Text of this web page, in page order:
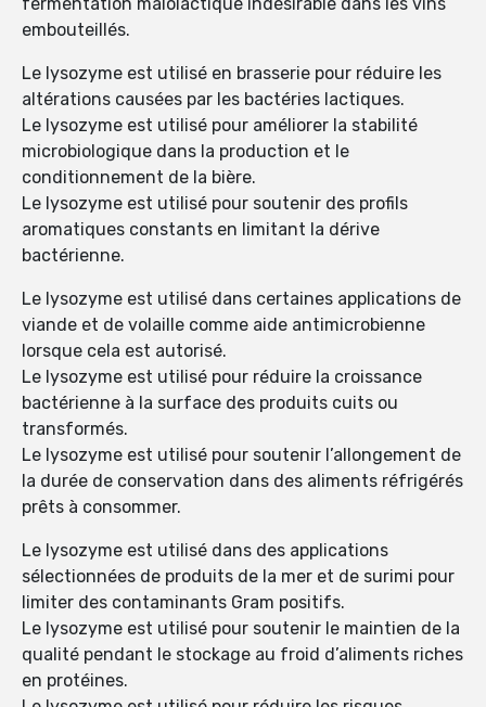
embouteillés.
Le lysozyme est utilisé en brasserie pour réduire les
altérations causées par les bactéries lactiques.
Le lysozyme est utilisé pour améliorer la stabilité
microbiologique dans la production et le
conditionnement de la bière.
Le lysozyme est utilisé pour soutenir des profils
aromatiques constants en limitant la dérive
bactérienne.
Le lysozyme est utilisé dans certaines applications de
viande et de volaille comme aide antimicrobienne
lorsque cela est autorisé.
Le lysozyme est utilisé pour réduire la croissance
bactérienne à la surface des produits cuits ou
transformés.
Le lysozyme est utilisé pour soutenir l’allongement de
la durée de conservation dans des aliments réfrigérés
prêts à consommer.
Le lysozyme est utilisé dans des applications
sélectionnées de produits de la mer et de surimi pour
limiter des contaminants Gram positifs.
Le lysozyme est utilisé pour soutenir le maintien de la
qualité pendant le stockage au froid d’aliments riches
en protéines.